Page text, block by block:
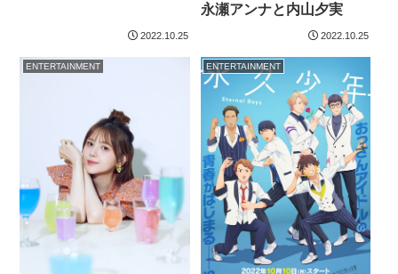
2022.10.25
永瀬アンナと内山夕実
2022.10.25
ENTERTAINMENT ENTERTAINMENT